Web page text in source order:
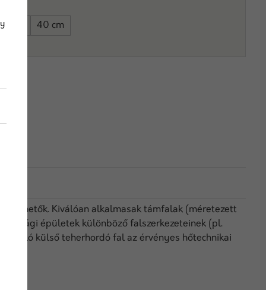
cm 40 cm
Kiválóan alkalmasak támfalak (méretezett
épületek különböző falszerkezeteinek (pl.
külső teherhordó fal az érvényes hőtechnikai